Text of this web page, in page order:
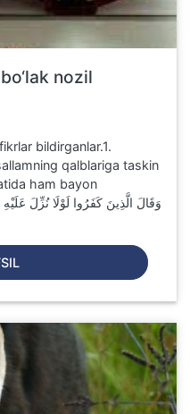
nozil
bildirganlar.1.
qalblariga taskin
ham bayon